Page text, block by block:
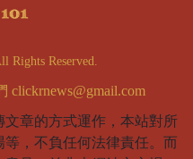
Rights Reserved.
clickrnews@gmail.com
章的方式運作，本站對所
，不負任何法律責任。而